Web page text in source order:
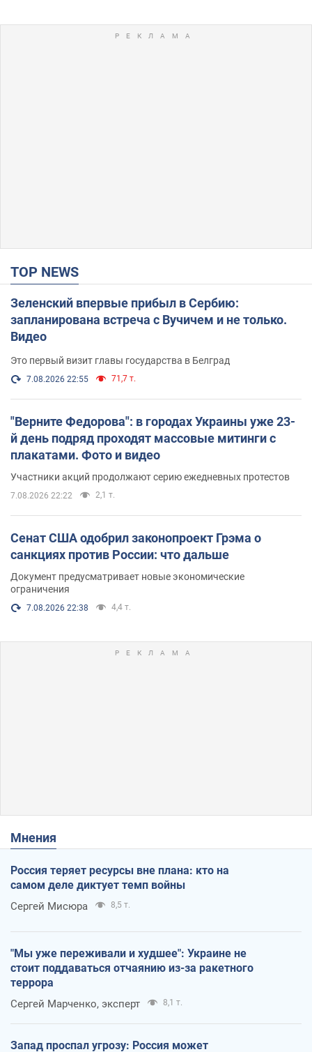
TOP NEWS
Зеленский впервые прибыл в Сербию:
запланирована встреча с Вучичем и не только.
Видео
Это первый визит главы государства в Белград
7.08.2026 22:55 71,7 т.
"Верните Федорова": в городах Украины уже 23-
й день подряд проходят массовые митинги с
плакатами. Фото и видео
Участники акций продолжают серию ежедневных протестов
7.08.2026 22:22 2,1 т.
Сенат США одобрил законопроект Грэма о
санкциях против России: что дальше
Документ предусматривает новые экономические
ограничения
7.08.2026 22:38 4,4 т.
Мнения
Россия теряет ресурсы вне плана: кто на
самом деле диктует темп войны
Сергей Мисюра 8,5 т.
"Мы уже переживали и худшее": Украине не
стоит поддаваться отчаянию из-за ракетного
террора
Сергей Марченко, эксперт 8,1 т.
Запад проспал угрозу: Россия может